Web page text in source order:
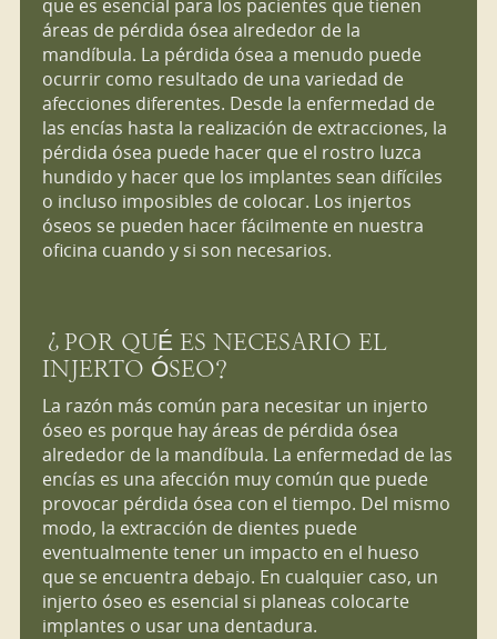
que es esencial para los pacientes que tienen
áreas de pérdida ósea alrededor de la
mandíbula. La pérdida ósea a menudo puede
ocurrir como resultado de una variedad de
afecciones diferentes. Desde la enfermedad de
las encías hasta la realización de extracciones, la
pérdida ósea puede hacer que el rostro luzca
hundido y hacer que los implantes sean difíciles
o incluso imposibles de colocar. Los injertos
óseos se pueden hacer fácilmente en nuestra
oficina cuando y si son necesarios.
¿POR QUÉ ES NECESARIO EL
INJERTO ÓSEO?
La razón más común para necesitar un injerto
óseo es porque hay áreas de pérdida ósea
alrededor de la mandíbula. La enfermedad de las
encías es una afección muy común que puede
provocar pérdida ósea con el tiempo. Del mismo
modo, la extracción de dientes puede
eventualmente tener un impacto en el hueso
que se encuentra debajo. En cualquier caso, un
injerto óseo es esencial si planeas colocarte
implantes o usar una dentadura.